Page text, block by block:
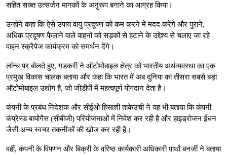
सहित सख्त उत्सर्जन मानकों के अनुरूप बनाने का आग्रह किया।
उन्होंने कहा कि ऐसे उपाय वायु प्रदूषण को कम करने में मदद करेंगे और पुराने,
अधिक प्रदूषण फैलाने वाले वाहनों को सड़कों से हटाने के उद्देश्य से चलाए जा रहे
वाहन स्क्रैपेज कार्यक्रम को समर्थन देंगे।
लॉन्च पर बोलते हुए, गडकरी ने ऑटोमोबाइल क्षेत्र को भारतीय अर्थव्यवस्था का एक
प्रमुख विकास चालक बताया और कहा कि भारत में अब दुनिया का तीसरा सबसे बड़ा
ऑटोमोबाइल उद्योग है, जो जीडीपी में महत्वपूर्ण योगदान देता है।
कंपनी के प्रबंध निदेशक और सीईओ हिसाशी ताकेउची ने यह भी बताया कि कंपनी
कंप्रेस्ड बायोगैस (सीबीजी) परियोजनाओं में निवेश कर रही है और हाइड्रोजन ईंधन
जैसी अन्य स्वच्छ तकनीकों की खोज कर रही है।
वहीं, कंपनी के विपणन और बिक्री के वरिष्ठ कार्यकारी अधिकारी पार्थो बनर्जी ने बताया